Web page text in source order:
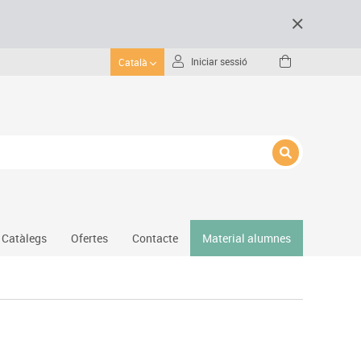
Català Iniciar sessió
Catàlegs Ofertes Contacte Material alumnes